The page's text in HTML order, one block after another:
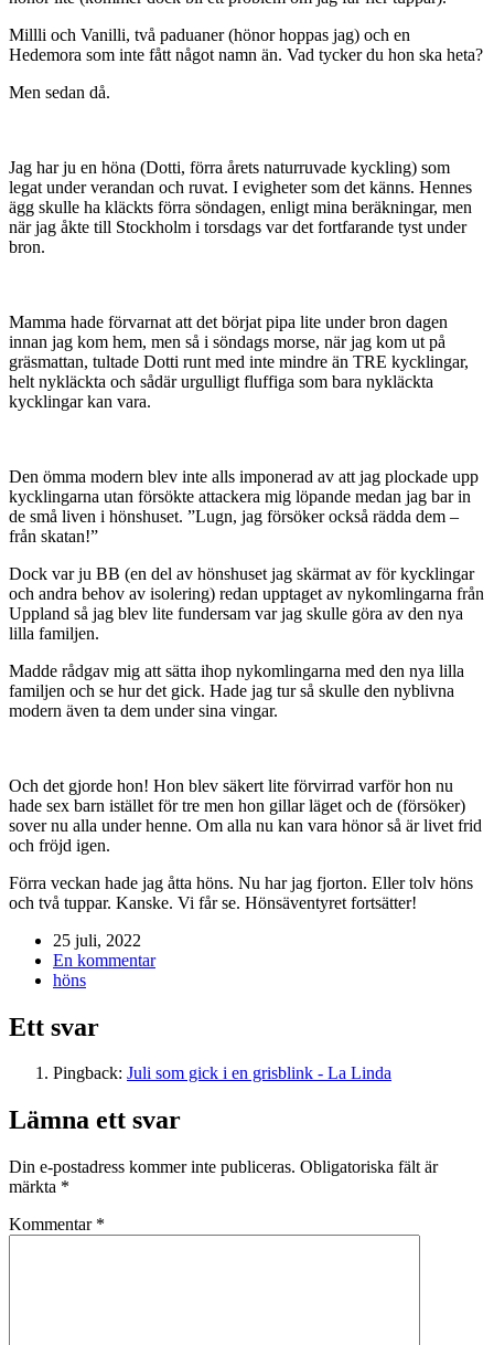
Millli och Vanilli, två paduaner (hönor hoppas jag) och en
Hedemora som inte fått något namn än. Vad tycker du hon ska heta?
Men sedan då.
Jag har ju en höna (Dotti, förra årets naturruvade kyckling) som
legat under verandan och ruvat. I evigheter som det känns. Hennes
ägg skulle ha kläckts förra söndagen, enligt mina beräkningar, men
när jag åkte till Stockholm i torsdags var det fortfarande tyst under
bron.
Mamma hade förvarnat att det börjat pipa lite under bron dagen
innan jag kom hem, men så i söndags morse, när jag kom ut på
gräsmattan, tultade Dotti runt med inte mindre än TRE kycklingar,
helt nykläckta och sådär urgulligt fluffiga som bara nykläckta
kycklingar kan vara.
Den ömma modern blev inte alls imponerad av att jag plockade upp
kycklingarna utan försökte attackera mig löpande medan jag bar in
de små liven i hönshuset. ”Lugn, jag försöker också rädda dem –
från skatan!”
Dock var ju BB (en del av hönshuset jag skärmat av för kycklingar
och andra behov av isolering) redan upptaget av nykomlingarna från
Uppland så jag blev lite fundersam var jag skulle göra av den nya
lilla familjen.
Madde rådgav mig att sätta ihop nykomlingarna med den nya lilla
familjen och se hur det gick. Hade jag tur så skulle den nyblivna
modern även ta dem under sina vingar.
Och det gjorde hon! Hon blev säkert lite förvirrad varför hon nu
hade sex barn istället för tre men hon gillar läget och de (försöker)
sover nu alla under henne. Om alla nu kan vara hönor så är livet frid
och fröjd igen.
Förra veckan hade jag åtta höns. Nu har jag fjorton. Eller tolv höns
och två tuppar. Kanske. Vi får se. Hönsäventyret fortsätter!
25 juli, 2022
En kommentar
höns
Ett svar
Pingback: Juli som gick i en grisblink - La Linda
Lämna ett svar
Din e-postadress kommer inte publiceras. Obligatoriska fält är
märkta *
Kommentar *